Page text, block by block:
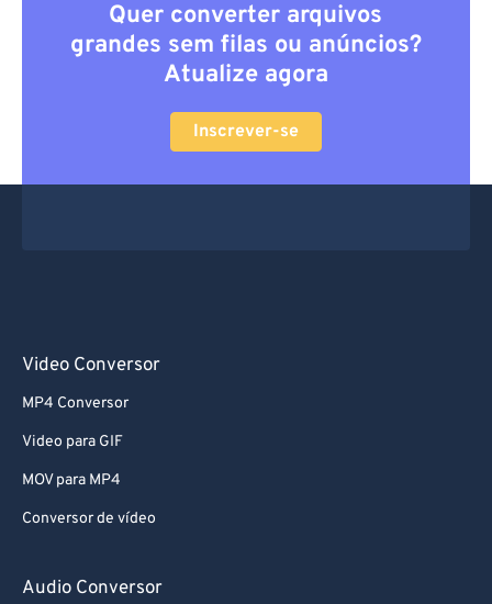
Quer converter arquivos
grandes sem filas ou anúncios?
Atualize agora
Inscrever-se
Video Conversor
MP4 Conversor
Video para GIF
MOV para MP4
Conversor de vídeo
Audio Conversor